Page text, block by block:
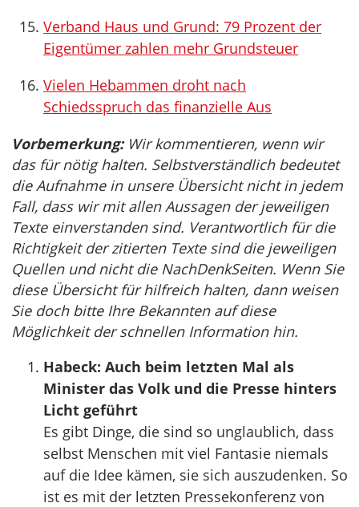
Verband Haus und Grund: 79 Prozent der
Eigentümer zahlen mehr Grundsteuer
Vielen Hebammen droht nach
Schiedsspruch das finanzielle Aus
Vorbemerkung:Wir kommentieren, wenn wir
das für nötig halten. Selbstverständlich bedeutet
die Aufnahme in unsere Übersicht nicht in jedem
Fall, dass wir mit allen Aussagen der jeweiligen
Texte einverstanden sind. Verantwortlich für die
Richtigkeit der zitierten Texte sind die jeweiligen
Quellen und nicht die NachDenkSeiten. Wenn Sie
diese Übersicht für hilfreich halten, dann weisen
Sie doch bitte Ihre Bekannten auf diese
Möglichkeit der schnellen Information hin.
Habeck: Auch beim letzten Mal als
Minister das Volk und die Presse hinters
Licht geführt
Es gibt Dinge, die sind so unglaublich, dass
selbst Menschen mit viel Fantasie niemals
auf die Idee kämen, sie sich auszudenken. So
ist es mit der letzten Pressekonferenz von